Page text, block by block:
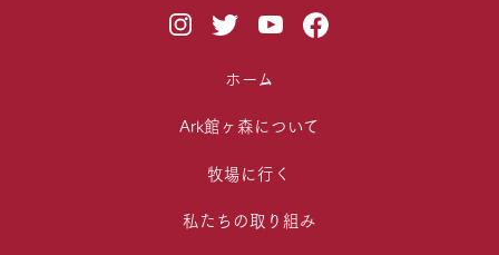
ホーム
Ark館ヶ森について
牧場に行く
私たちの取り組み